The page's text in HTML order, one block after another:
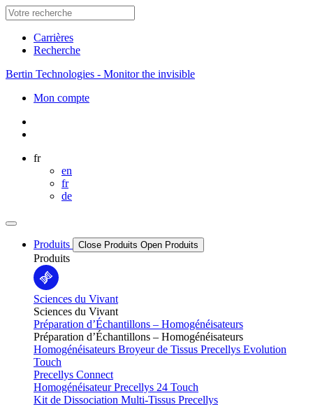
Carrières
Recherche
Bertin Technologies - Monitor the invisible
Mon compte
fr
en
fr
de
Produits Close Produits Open Produits
Produits
Sciences du Vivant
Sciences du Vivant
Préparation d’Échantillons – Homogénéisateurs
Préparation d’Échantillons – Homogénéisateurs
Homogénéisateurs Broyeur de Tissus Precellys Evolution
Touch
Precellys Connect
Homogénéisateur Precellys 24 Touch
Kit de Dissociation Multi-Tissus Precellys